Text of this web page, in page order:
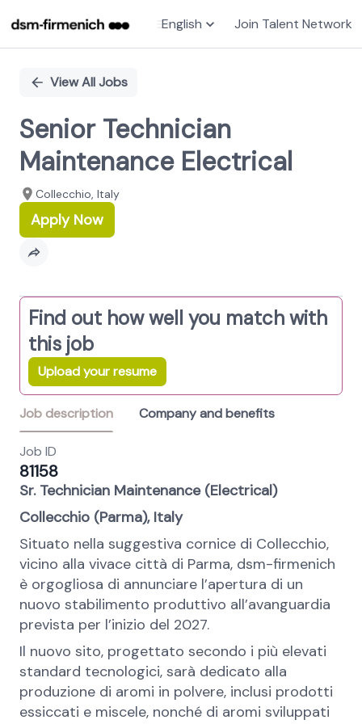
English Join Talent Network
PositionView All Jobs
Senior Technician
Maintenance Electrical
Collecchio, Italy
Apply Now
Find out how well you match with
this job
Upload your resume
Job description Company and benefits
Job ID
81158
Sr. Technician Maintenance (Electrical)
Collecchio (Parma), Italy
Situato nella suggestiva cornice di Collecchio,
vicino alla vivace città di Parma, dsm-firmenich
è orgogliosa di annunciare l’apertura di un
nuovo stabilimento produttivo all’avanguardia
prevista per l’inizio del 2027.
Il nuovo sito, progettato secondo i più elevati
standard tecnologici, sarà dedicato alla
produzione di aromi in polvere, inclusi prodotti
essiccati e miscele, nonché di aromi sviluppati